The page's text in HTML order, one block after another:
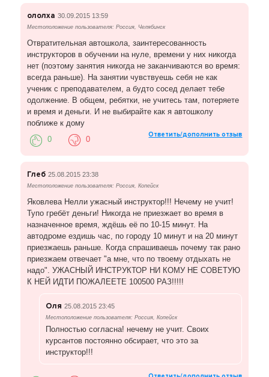
ололха 30.09.2015 13:59
Местоположение пользователя: Россия, Челябинск
Отвратительная автошкола, заинтересованность
инструкторов в обучении на нуле, времени у них никогда
нет (поэтому занятия никогда не заканчиваются во время:
всегда раньше). На занятии чувствуешь себя не как
ученик с преподавателем, а будто сосед делает тебе
одолжение. В общем, ребятки, не учитесь там, потеряете
и время и деньги. И не выбирайте как я автошколу
поближе к дому
Ответить/дополнить отзыв
0 0
Глеб 25.08.2015 23:38
Местоположение пользователя: Россия, Копейск
Яковлева Нелли ужасный инструктор!!! Нечему не учит!
Тупо гребёт деньги! Никогда не приезжает во время в
назначенное время, ждёшь её по 10-15 минут. На
автодроме ездишь час, по городу 10 минут и на 20 минут
приезжаешь раньше. Когда спрашиваешь почему так рано
приезжаем отвечает "а мне, что по твоему отдыхать не
надо". УЖАСНЫЙ ИНСТРУКТОР НИ КОМУ НЕ СОВЕТУЮ
К НЕЙ ИДТИ ПОЖАЛЕЕТЕ 100500 РАЗ!!!!!
Оля 25.08.2015 23:45
Местоположение пользователя: Россия, Копейск
Полностью согласна! нечему не учит. Своих
курсантов постоянно обсирает, что это за
инструктор!!!